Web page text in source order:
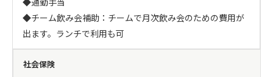
◆チーム飲み会補助：チームで月次飲み会のための費用が
出ます。ランチで利用も可
社会保険